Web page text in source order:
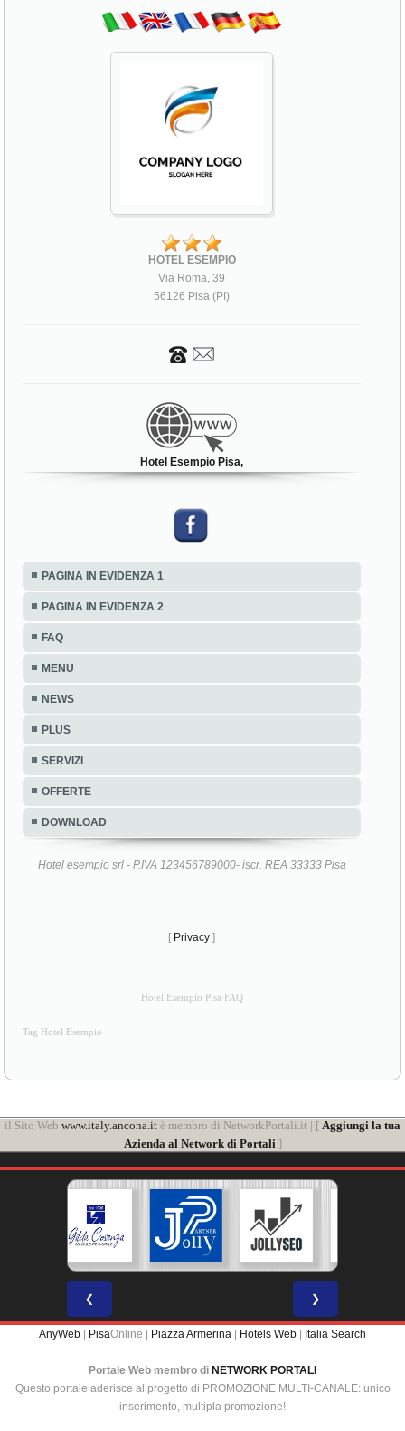
HOTEL ESEMPIO
Via Roma, 39
56126 Pisa (PI)
Hotel Esempio Pisa,
PAGINA IN EVIDENZA 1
PAGINA IN EVIDENZA 2
FAQ
MENU
NEWS
PLUS
SERVIZI
OFFERTE
DOWNLOAD
Hotel esempio srl - P.IVA 123456789000- iscr. REA 33333 Pisa
[ Privacy ]
Hotel Esempio Pisa FAQ
Tag Hotel Esempio
il Sito Web www.italy.ancona.it è membro di NetworkPortali.it | [ Aggiungi la tua
Azienda al Network di Portali]
❮ ❯
AnyWeb PisaOnline | Piazza Armerina Hotels Web Italia Search
Portale Web membro di NETWORK PORTALI
Questo portale aderisce al progetto di PROMOZIONE MULTI-CANALE: unico
inserimento, multipla promozione!